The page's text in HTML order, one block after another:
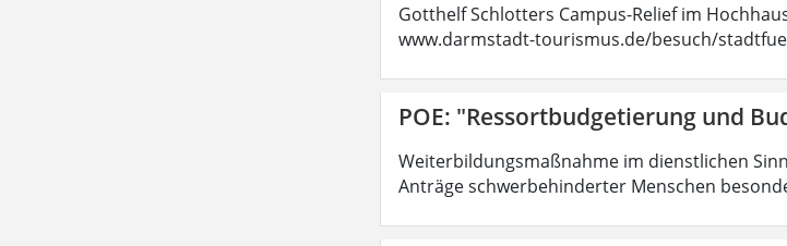
Gotthelf Schlotters Campus-Relief im
www.darmstadt-tourismus.de/besuch/
POE: "Ressortbudgetierung und
Weiterbildungsmaßnahme im dienstlichen
Anträge schwerbehinderter Menschen